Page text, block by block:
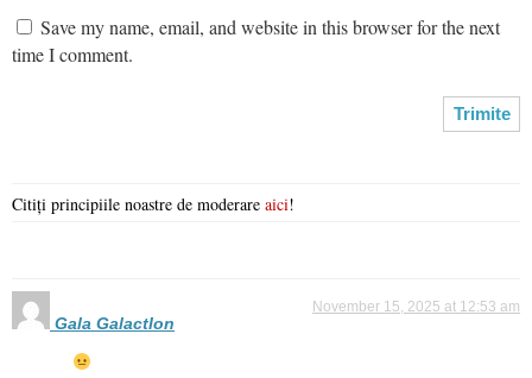
Save my name, email, and website in this browser for the next
time I comment.
Citiți principiile noastre de moderare aici!
Gala GalactIon
November 15, 2025 at 12:53 am